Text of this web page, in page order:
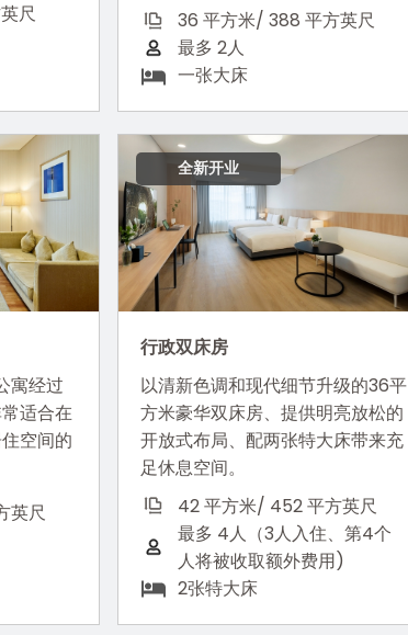
尺
36 平方米/ 388 平方英尺
最多 2人
一张大床
寓经过
适合在
空间的
英尺
全新开业
行政双床房
以清新色调和现代细节升级的36平
方米豪华双床房、提供明亮放松的
开放式布局、配两张特大床带来充
足休息空间。
42 平方米/ 452 平方英尺
最多 4人（3人入住、第4个
人将被收取额外费用)
2张特大床